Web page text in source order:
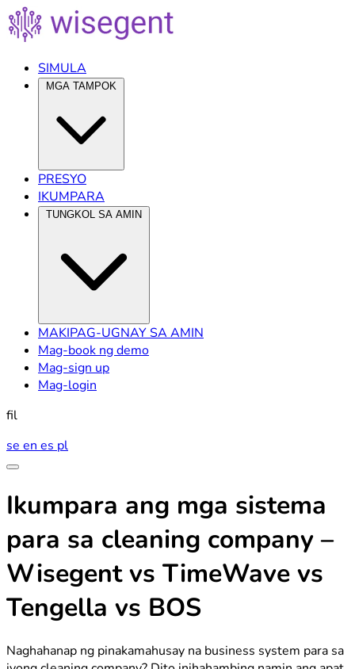
SIMULA
MGA TAMPOK
PRESYO
IKUMPARA
TUNGKOL SA AMIN
MAKIPAG-UGNAY SA AMIN
Mag-book ng demo
Mag-sign up
Mag-login
fil
se en es pl
Ikumpara ang mga sistema
para sa cleaning company –
Wisegent vs TimeWave vs
Tengella vs BOS
Naghahanap ng pinakamahusay na business system para sa